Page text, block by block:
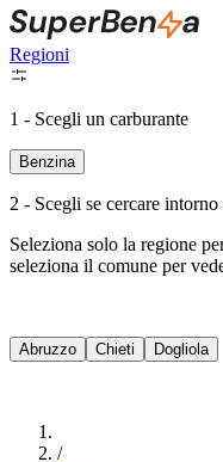
Regioni
1 - Scegli un carburante
Benzina
2 - Scegli se cercare
Seleziona solo la regione
seleziona il comune per
Abruzzo Chieti Dogliola
/